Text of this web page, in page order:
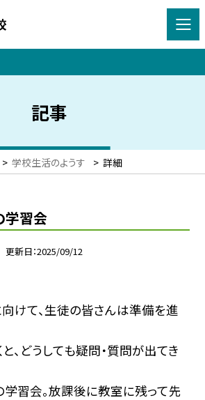
記事
> 学校生活のようす > 詳細
学習会
更新日 2025/09/12
けて、生徒の皆さんは準備を進
、どうしても疑問・質問が出てき
習会。放課後に教室に残って先